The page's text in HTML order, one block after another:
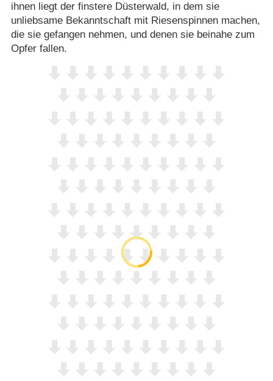
ihnen liegt der finstere Düsterwald, in dem sie
unliebsame Bekanntschaft mit Riesenspinnen machen,
die sie gefangen nehmen, und denen sie beinahe zum
Opfer fallen.